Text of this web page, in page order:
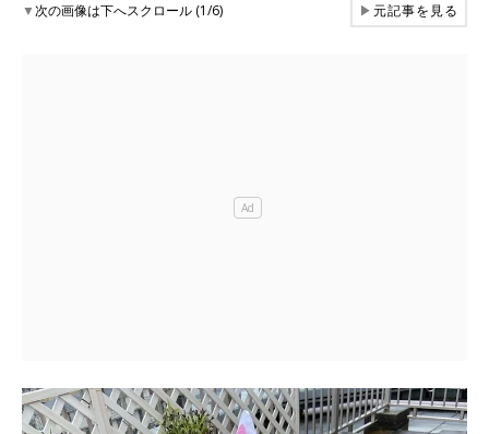
▼次の画像は下へスクロール (1/6) ▶元記事を見る